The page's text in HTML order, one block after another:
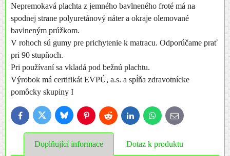
Nepremokavá plachta z jemného bavlneného froté má na
spodnej strane polyuretánový náter a okraje olemované
bavlneným prúžkom.
V rohoch sú gumy pre prichytenie k matracu. Odporúčame prať
pri 90 stupňoch.
Pri používaní sa vkladá pod bežnú plachtu.
Výrobok má certifikát EVPÚ, a.s. a spĺňa zdravotnícke
pomôcky skupiny I
FacebookTwitter BlueskyPinterestReddit LinkedInWhatsApp
E-
mail
Doplňující informace Dotaz k produktu